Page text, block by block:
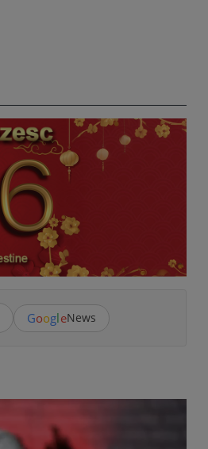
GoogleNews